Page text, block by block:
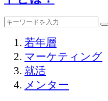
若年層
マーケティング
就活
メンター